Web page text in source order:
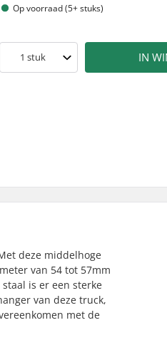
Op voorraad (5+ stuks)
1 stuk IN
deze middelhoge
van 54 tot 57mm
is er een sterke
van deze truck,
met de